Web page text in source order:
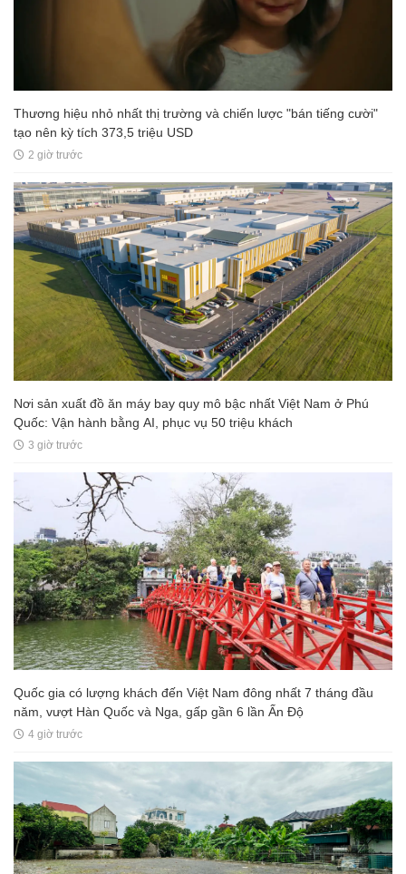
Thương hiệu nhỏ nhất thị trường và chiến lược "bán tiếng cười"
tạo nên kỳ tích 373,5 triệu USD
2 giờ trước
Nơi sản xuất đồ ăn máy bay quy mô bậc nhất Việt Nam ở Phú
Quốc: Vận hành bằng AI, phục vụ 50 triệu khách
3 giờ trước
Quốc gia có lượng khách đến Việt Nam đông nhất 7 tháng đầu
năm, vượt Hàn Quốc và Nga, gấp gần 6 lần Ấn Độ
4 giờ trước